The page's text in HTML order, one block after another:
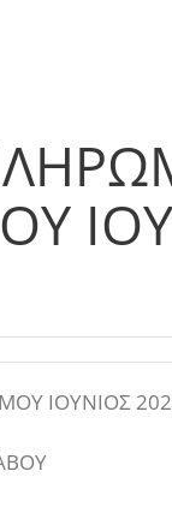
ΙΟΥΝΙΟΣ